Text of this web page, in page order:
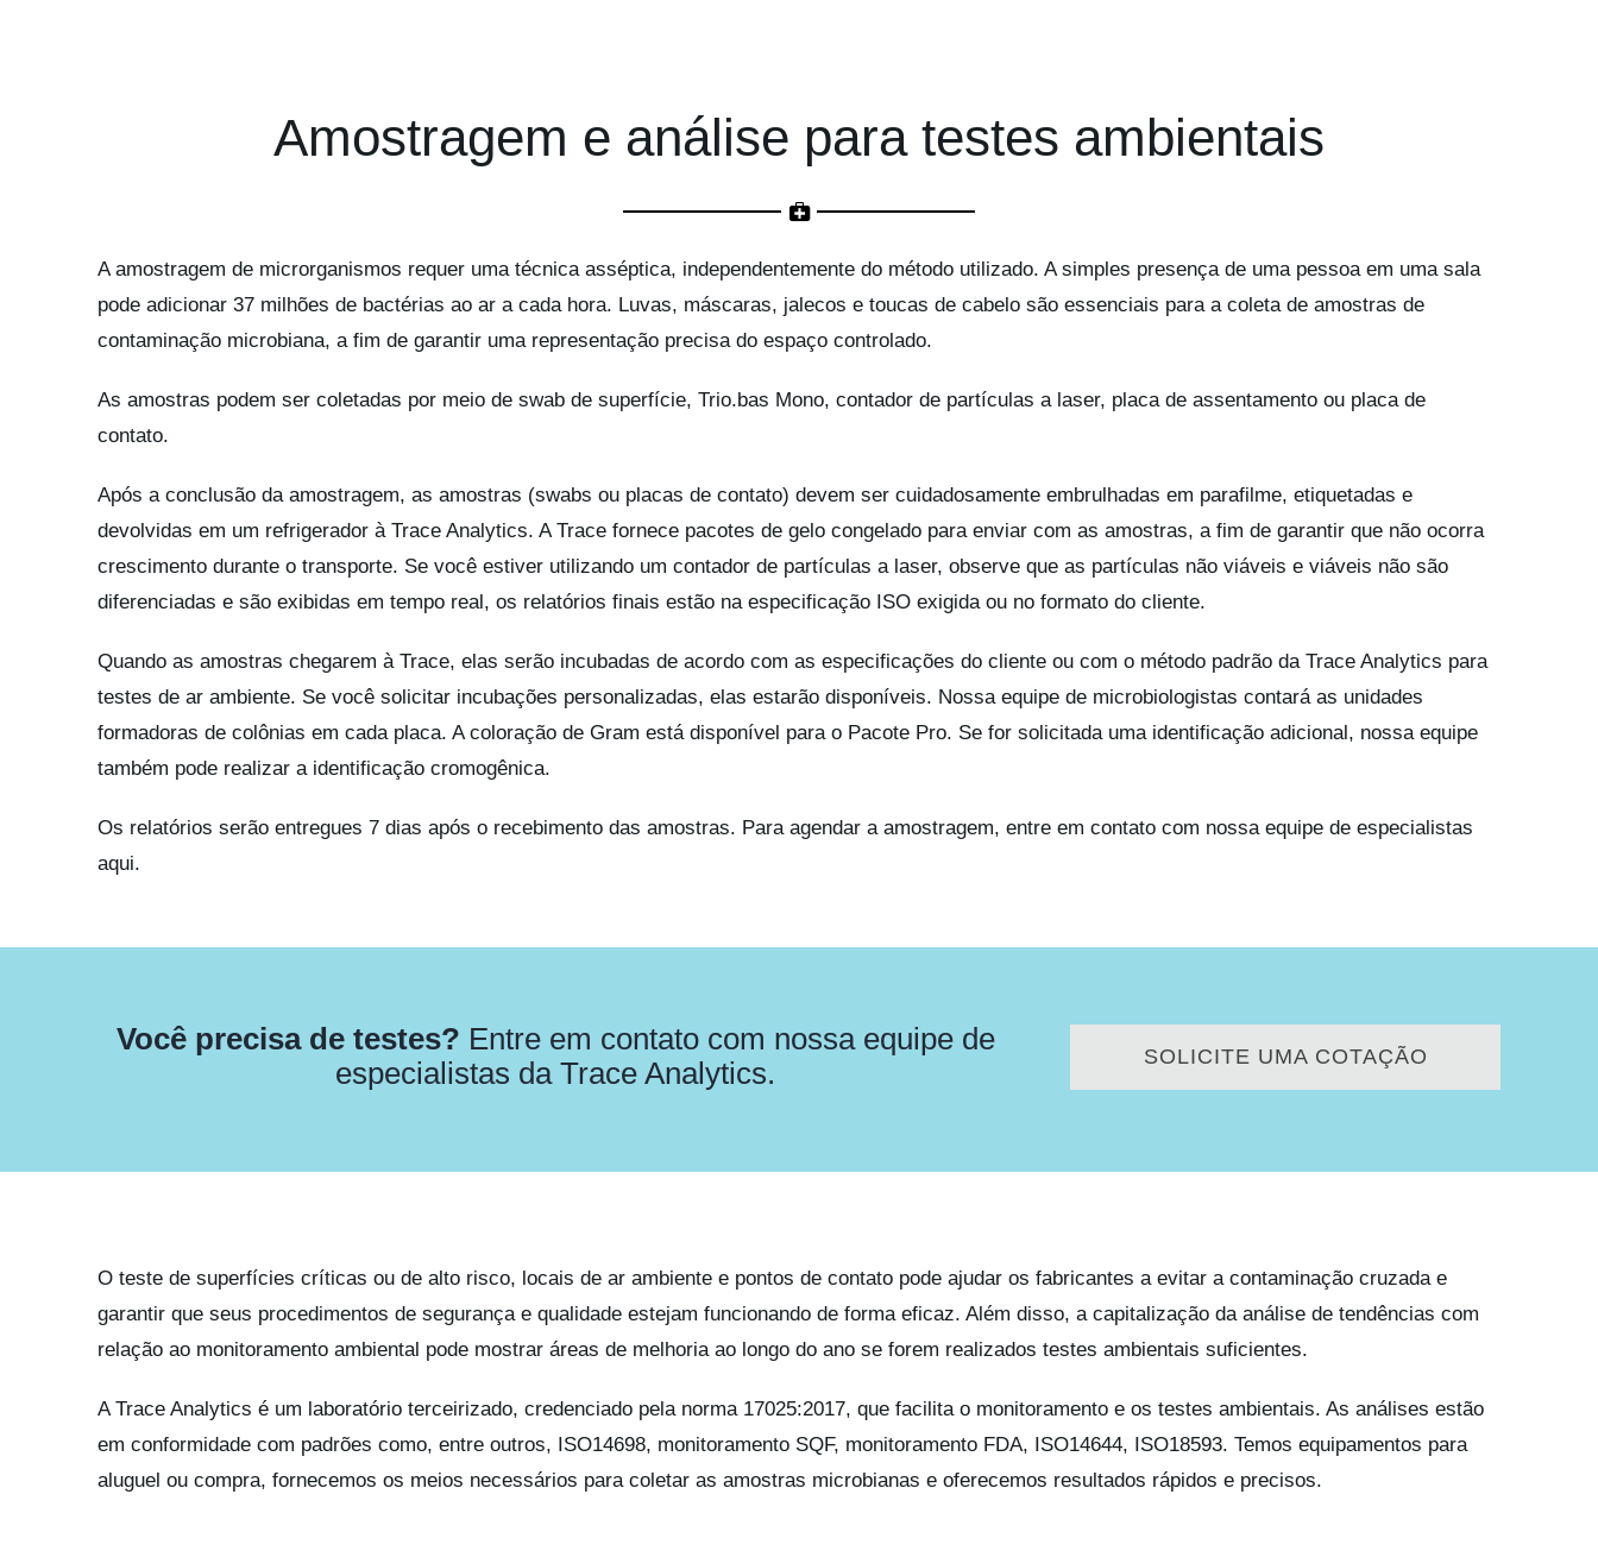
Amostragem e análise para testes ambientais
A amostragem de microrganismos requer uma técnica asséptica, independentemente do método utilizado. A simples presença de uma pessoa em uma sala
pode adicionar 37 milhões de bactérias ao ar a cada hora. Luvas, máscaras, jalecos e toucas de cabelo são essenciais para a coleta de amostras de
contaminação microbiana, a fim de garantir uma representação precisa do espaço controlado.
As amostras podem ser coletadas por meio de swab de superfície, Trio.bas Mono, contador de partículas a laser, placa de assentamento ou placa de
contato.
Após a conclusão da amostragem, as amostras (swabs ou placas de contato) devem ser cuidadosamente embrulhadas em parafilme, etiquetadas e
devolvidas em um refrigerador à Trace Analytics. A Trace fornece pacotes de gelo congelado para enviar com as amostras, a fim de garantir que não ocorra
crescimento durante o transporte. Se você estiver utilizando um contador de partículas a laser, observe que as partículas não viáveis e viáveis não são
diferenciadas e são exibidas em tempo real, os relatórios finais estão na especificação ISO exigida ou no formato do cliente.
Quando as amostras chegarem à Trace, elas serão incubadas de acordo com as especificações do cliente ou com o método padrão da Trace Analytics para
testes de ar ambiente. Se você solicitar incubações personalizadas, elas estarão disponíveis. Nossa equipe de microbiologistas contará as unidades
formadoras de colônias em cada placa. A coloração de Gram está disponível para o Pacote Pro. Se for solicitada uma identificação adicional, nossa equipe
também pode realizar a identificação cromogênica.
Os relatórios serão entregues 7 dias após o recebimento das amostras. Para agendar a amostragem, entre em contato com nossa equipe de especialistas
aqui.
Você precisa de testes? Entre em contato com nossa equipe de
especialistas da Trace Analytics.
SOLICITE UMA COTAÇÃO
O teste de superfícies críticas ou de alto risco, locais de ar ambiente e pontos de contato pode ajudar os fabricantes a evitar a contaminação cruzada e
garantir que seus procedimentos de segurança e qualidade estejam funcionando de forma eficaz. Além disso, a capitalização da análise de tendências com
relação ao monitoramento ambiental pode mostrar áreas de melhoria ao longo do ano se forem realizados testes ambientais suficientes.
A Trace Analytics é um laboratório terceirizado, credenciado pela norma 17025:2017, que facilita o monitoramento e os testes ambientais. As análises estão
em conformidade com padrões como, entre outros, ISO14698, monitoramento SQF, monitoramento FDA, ISO14644, ISO18593. Temos equipamentos para
aluguel ou compra, fornecemos os meios necessários para coletar as amostras microbianas e oferecemos resultados rápidos e precisos.